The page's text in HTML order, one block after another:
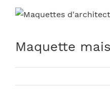
Skip
Maquette